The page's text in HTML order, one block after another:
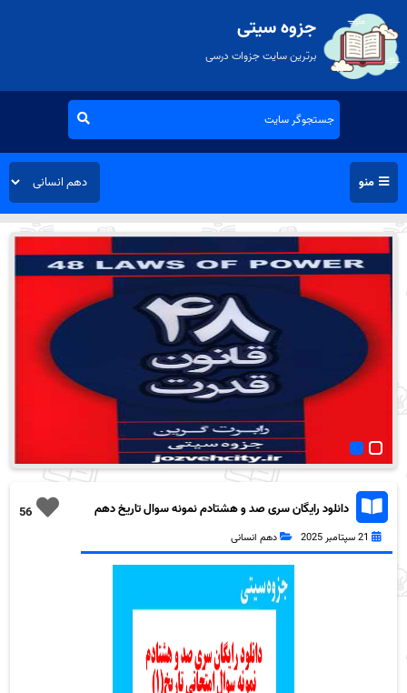
جزوه سیتی
برترین سایت جزوات درسی
منو
56
دانلود رایگان سری صد و هشتادم نمونه سوال تاریخ دهم
انسانی به همراه pdf
21 سپتامبر 2025 دهم انسانی